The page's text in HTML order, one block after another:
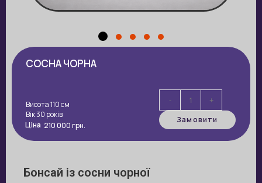
СОСНА ЧОРНА
Висота 110 см
Вік 30 років
Ціна 210 000грн.
- +
Замовити
Бонсай із сосни чорної